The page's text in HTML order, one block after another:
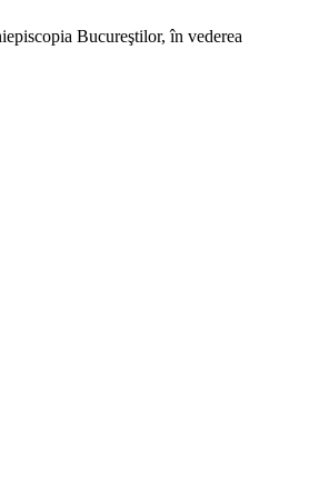
Bucureştilor, în vederea